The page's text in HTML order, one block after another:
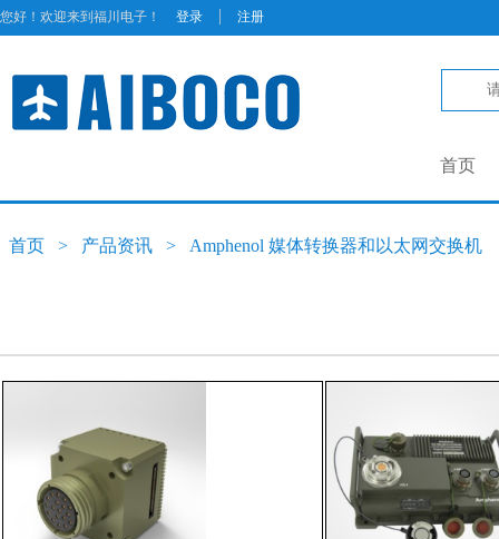
您好！欢迎来到福川电子！ 登录 | 注册
首页
首页 > 产品资讯 > Amphenol 媒体转换器和以太网交换机